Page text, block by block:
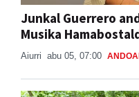
Junkal Guerrero
Musika
Aiurri abu 05, 07:00